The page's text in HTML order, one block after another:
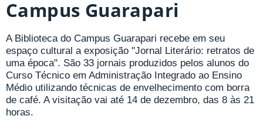
Campus Guarapari
A Biblioteca do Campus Guarapari recebe em seu
espaço cultural a exposição "Jornal Literário: retratos de
uma época". São 33 jornais produzidos pelos alunos do
Curso Técnico em Administração Integrado ao Ensino
Médio utilizando técnicas de envelhecimento com borra
de café. A visitação vai até 14 de dezembro, das 8 às 21
horas.